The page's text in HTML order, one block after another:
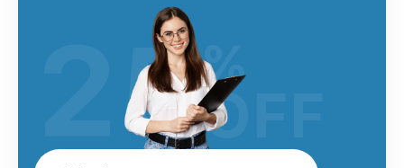
25%
OFF